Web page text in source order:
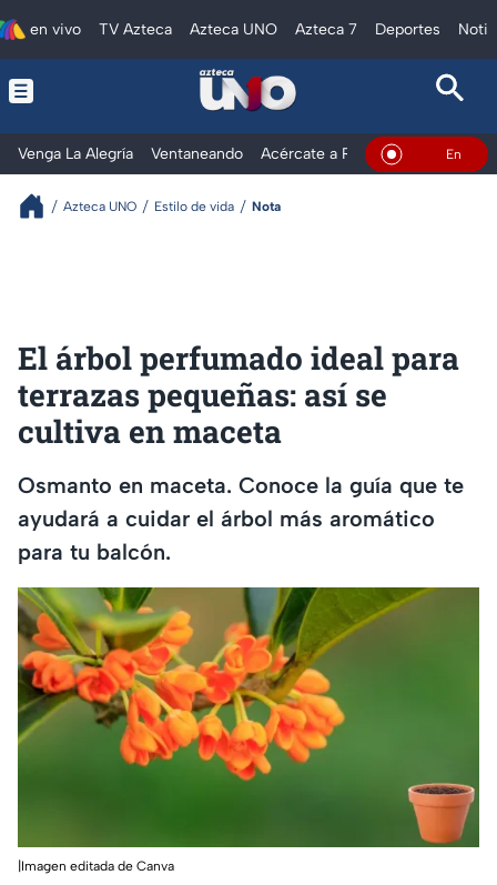
en vivo TV Azteca Azteca UNO Azteca 7 Deportes
Venga La Alegría Ventaneando Acércate a Rocío Al Extremo
En Vivo
Azteca UNO Estilo de vida Nota
El árbol perfumado ideal para
terrazas pequeñas: así se
cultiva en maceta
Osmanto en maceta. Conoce la guía que te
ayudará a cuidar el árbol más aromático
para tu balcón.
|Imagen editada de Canva